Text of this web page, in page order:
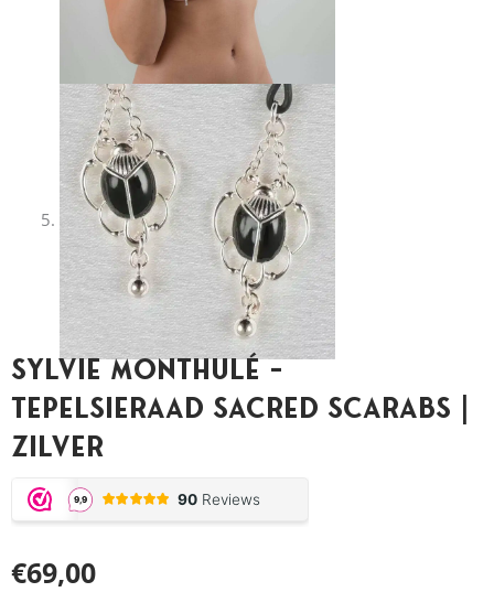
Sylvie Monthulé –
Tepelsieraad Sacred Scarabs |
Zilver
€69,00